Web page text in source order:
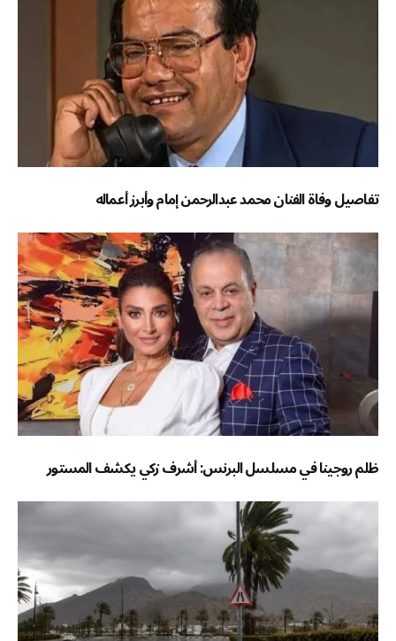
تفاصيل وفاة الفنان محمد عبدالرحمن إمام وأبرز أعماله
ظلم روجينا في مسلسل البرنس: أشرف زكي يكشف المستور